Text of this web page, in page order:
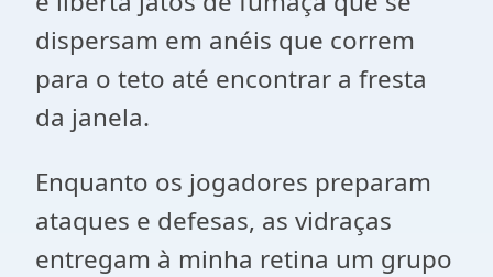
dispersam em anéis que correm
para o teto até encontrar a fresta
da janela.
Enquanto os jogadores preparam
ataques e defesas, as vidraças
entregam à minha retina um grupo